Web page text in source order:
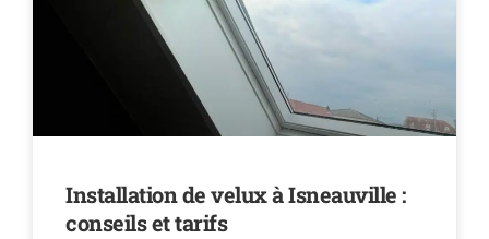
Installation de velux à Isneauville :
conseils et tarifs